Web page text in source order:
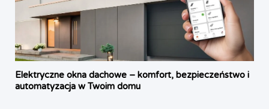
Elektryczne okna dachowe – komfort, bezpieczeństwo i
automatyzacja w Twoim domu